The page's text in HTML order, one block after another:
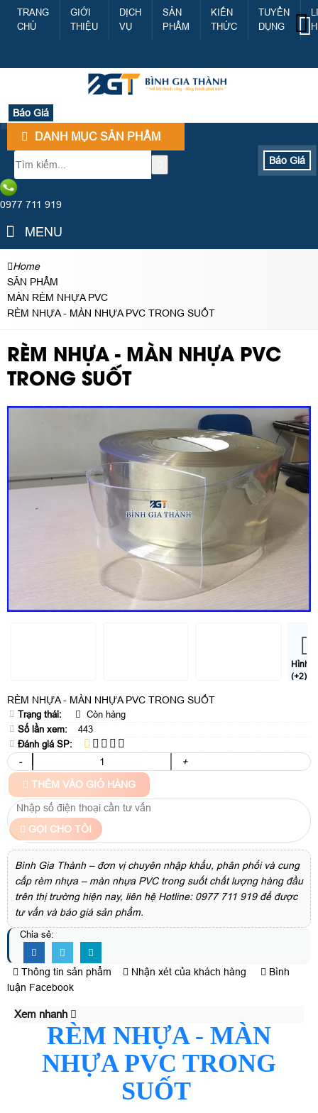
TRANG
CHỦ
GIỚI
THIỆU
DỊCH
VỤ
SẢN
PHẨM
KIẾN
THỨC
TUYỂN
DỤNG
Báo Giá
DANH MỤC SẢN PHẨM
Báo Giá
0977 711 919
MENU
Home
SẢN PHẨM
MÀN RÈM NHỰA PVC
RÈM NHỰA - MÀN NHỰA PVC TRONG SUỐT
RÈM NHỰA - MÀN NHỰA PVC
TRONG SUỐT
Hình
(+2)
RÈM NHỰA - MÀN NHỰA PVC TRONG SUỐT
Trạng thái:
Còn hàng
Số lần xem:
443
Đánh giá SP:
-
+
THÊM VÀO GIỎ HÀNG
GỌI CHO TÔI
Bình Gia Thành – đơn vị chuyên nhập khẩu, phân phối và cung
cấp rèm nhựa – màn nhựa PVC trong suốt chất lượng hàng đầu
trên thị trường hiện nay, liên hệ Hotline: 0977 711 919 để được
tư vấn và báo giá sản phẩm.
Chia sẻ:
Thông tin sản phẩm Nhận xét của khách hàng
Bình
luận Facebook
Xem nhanh
RÈM NHỰA - MÀN
NHỰA PVC TRONG
SUỐT